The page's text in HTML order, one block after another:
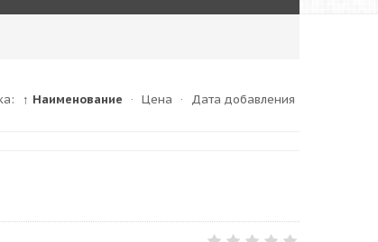
↑ Наименование · Цена · Дата добавления